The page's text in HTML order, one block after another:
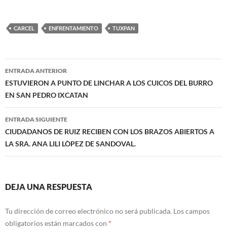
CARCEL ENFRENTAMIENTO TUXPAN
Navegación
de
entradas
ENTRADA ANTERIOR
ESTUVIERON A PUNTO DE LINCHAR A LOS CUICOS DEL BURRO
EN SAN PEDRO IXCATAN
ENTRADA SIGUIENTE
CIUDADANOS DE RUIZ RECIBEN CON LOS BRAZOS ABIERTOS A
LA SRA. ANA LILI LÒPEZ DE SANDOVAL.
DEJA UNA RESPUESTA
Tu dirección de correo electrónico no será publicada. Los campos
obligatorios están marcados con *